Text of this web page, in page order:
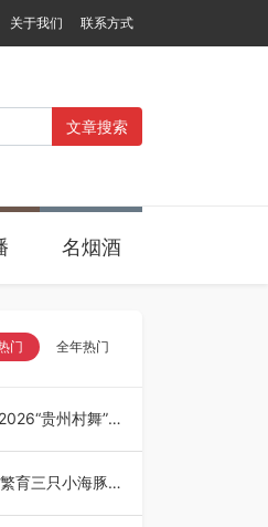
关于我们 联系方式
文章搜索
名烟酒
门 全年热门
贵州村舞”暨
育三只小海豚，